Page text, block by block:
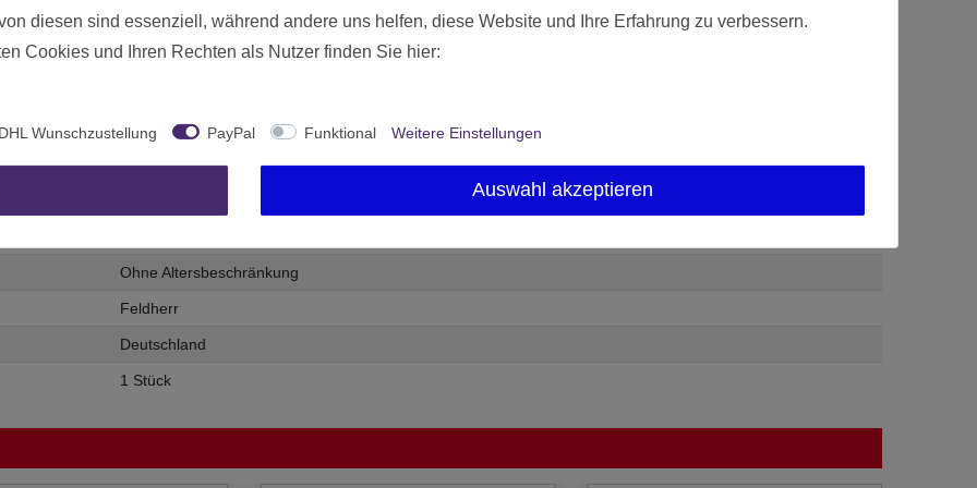
Ohne Altersbeschränkung
Feldherr
Deutschland
1 Stück
diesen sind essenziell, während andere uns helfen, diese Website und Ihre Erfahrung zu verbessern.
Cookies und Ihren Rechten als Nutzer finden Sie hier:
DHL Wunschzustellung PayPal Funktional Weitere Einstellungen
Auswahl akzeptieren